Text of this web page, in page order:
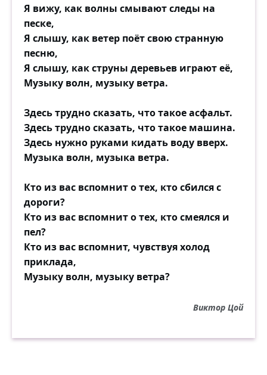
Я вижу, как волны смывают следы на
песке,
Я слышу, как ветер поёт свою странную
песню,
Я слышу, как струны деревьев играют её,
Музыку волн, музыку ветра.
Здесь трудно сказать, что такое асфальт.
Здесь трудно сказать, что такое машина.
Здесь нужно руками кидать воду вверх.
Музыка волн, музыка ветра.
Кто из вас вспомнит о тех, кто сбился с
дороги?
Кто из вас вспомнит о тех, кто смеялся и
пел?
Кто из вас вспомнит, чувствуя холод
приклада,
Музыку волн, музыку ветра?
Виктор Цой